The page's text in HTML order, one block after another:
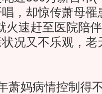
，却惊传萧母罹
火速赶至医院陪
况又不乐观，老
妈病情控制得